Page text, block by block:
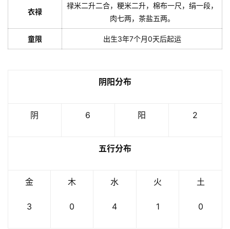
衣禄
禄米二升二合，粳米二升，棉布一尺，绢一段，
肉七两，茶盐五两。
童限 出生3年7个月0天后起运
阴阳分布
阴 6 阳 2
五行分布
金
3
木
0
水
4
火
1
土
0